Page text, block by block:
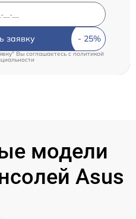
заявку
Вы соглашаетесь c политикой
модели
Asus